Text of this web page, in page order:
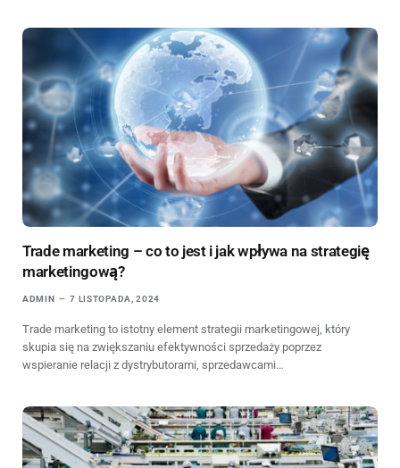
Trade marketing – co to jest i jak wpływa na strategię
marketingową?
ADMIN 7 LISTOPADA, 2024
Trade marketing to istotny element strategii marketingowej, który
skupia się na zwiększaniu efektywności sprzedaży poprzez
wspieranie relacji z dystrybutorami, sprzedawcami…